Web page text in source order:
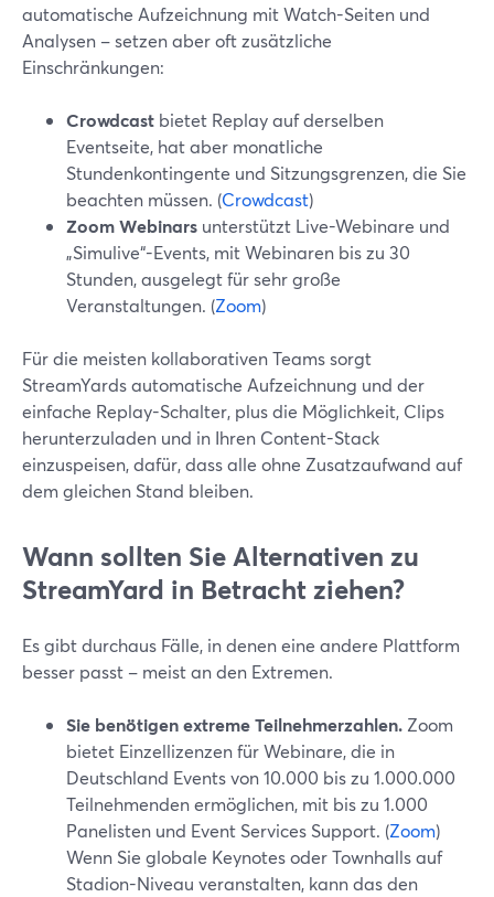
automatische Aufzeichnung mit Watch-Seiten und
Analysen – setzen aber oft zusätzliche
Einschränkungen:
Crowdcast bietet Replay auf derselben
Eventseite, hat aber monatliche
Stundenkontingente und Sitzungsgrenzen, die Sie
beachten müssen. (Crowdcast)
Zoom Webinars unterstützt Live-Webinare und
„Simulive“-Events, mit Webinaren bis zu 30
Stunden, ausgelegt für sehr große
Veranstaltungen. (Zoom)
Für die meisten kollaborativen Teams sorgt
StreamYards automatische Aufzeichnung und der
einfache Replay-Schalter, plus die Möglichkeit, Clips
herunterzuladen und in Ihren Content-Stack
einzuspeisen, dafür, dass alle ohne Zusatzaufwand auf
dem gleichen Stand bleiben.
Wann sollten Sie Alternativen zu
StreamYard in Betracht ziehen?
Es gibt durchaus Fälle, in denen eine andere Plattform
besser passt – meist an den Extremen.
Sie benötigen extreme Teilnehmerzahlen. Zoom
bietet Einzellizenzen für Webinare, die in
Deutschland Events von 10.000 bis zu 1.000.000
Teilnehmenden ermöglichen, mit bis zu 1.000
Panelisten und Event Services Support. (Zoom)
Wenn Sie globale Keynotes oder Townhalls auf
Stadion-Niveau veranstalten, kann das den